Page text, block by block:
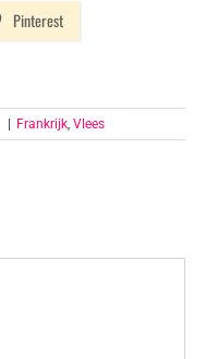
Pinterest
Frankrijk, Vlees